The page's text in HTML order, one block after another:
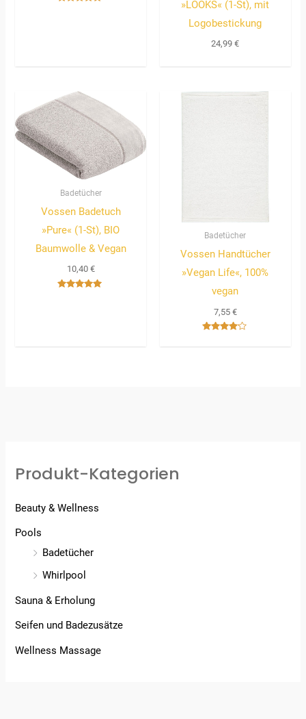
»LOOKS« (1-St), mit
Logobestickung
24,99€
Badetücher
Vossen Badetuch
»Pure« (1-St), BIO
Baumwolle & Vegan
10,40 €
Badetücher
Vossen Handtücher
»Vegan Life«, 100%
vegan
7,55 €
Produkt-Kategorien
Beauty & Wellness
Pools
Badetücher
Whirlpool
Sauna & Erholung
Seifen und Badezusätze
Wellness Massage